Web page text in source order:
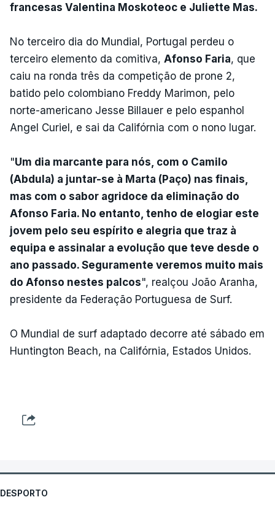
francesas Valentina Moskoteoc e Juliette Mas.
No terceiro dia do Mundial, Portugal perdeu o
terceiro elemento da comitiva, Afonso Faria, que
caiu na ronda três da competição de prone 2,
batido pelo colombiano Freddy Marimon, pelo
norte-americano Jesse Billauer e pelo espanhol
Angel Curiel, e sai da Califórnia com o nono lugar.
"Um dia marcante para nós, com o Camilo
(Abdula) a juntar-se à Marta (Paço) nas finais,
mas com o sabor agridoce da eliminação do
Afonso Faria. No entanto, tenho de elogiar este
jovem pelo seu espírito e alegria que traz à
equipa e assinalar a evolução que teve desde o
ano passado. Seguramente veremos muito mais
do Afonso nestes palcos", realçou João Aranha,
presidente da Federação Portuguesa de Surf.
O Mundial de surf adaptado decorre até sábado em
Huntington Beach, na Califórnia, Estados Unidos.
DESPORTO